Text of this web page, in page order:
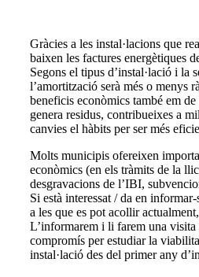
Gràcies a les instal·lacions que
baixen les factures energètiques
Segons el tipus d’instal·lació i la
l’amortització serà més o menys
beneficis econòmics també em
genera residus, contribueixes a
canvies el hàbits per ser més
Molts municipis ofereixen
econòmics (en els tràmits de la
desgravacions de l’IBI,
Si està interessat / da en
a les que es pot acollir
L’informarem i li farem una visita
compromís per estudiar la
instal·lació des del primer any